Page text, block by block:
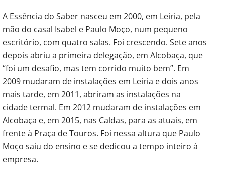
A Essência do Saber nasceu em 2000, em Leiria, pela
mão do casal Isabel e Paulo Moço, num pequeno
escritório, com quatro salas. Foi crescendo. Sete anos
depois abriu a primeira delegação, em Alcobaça, que
“foi um desafio, mas tem corrido muito bem”. Em
2009 mudaram de instalações em Leiria e dois anos
mais tarde, em 2011, abriram as instalações na
cidade termal. Em 2012 mudaram de instalações em
Alcobaça e, em 2015, nas Caldas, para as atuais, em
frente à Praça de Touros. Foi nessa altura que Paulo
Moço saiu do ensino e se dedicou a tempo inteiro à
empresa.